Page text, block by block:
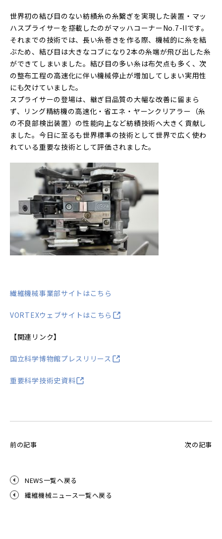
世界初の結び目のない紡績糸の糸繋ぎを実現した装置・マッ
ハスプライサーを搭載したのがマッハコーナーNo.7-IIです。
それまでの技術では、長い糸巻きを作る際、機械的に糸を結
ぶため、結び目は大きなコブになり2本の糸端が飛び出した糸
ができてしまいました。結び目の多い糸は布欠点も多く、次
の整布工程の高速化に伴い機械停止が増加してしまい実用性
にも欠けていました。
スプライサーの登場は、継ぎ目品質の大幅な改善に留まら
ず、リング精紡機の高速化・省エネ・ヤーンクリアラー（糸
の不良部検出装置）の性能向上など紡績技術へ大きく貢献し
ました。今日に至るも世界標準の技術として世界で広く使わ
れている重要な技術として評価されました。
繊維機械事業部サイトはこちら
VORTEXウェブサイトはこちら
【関連リンク】
国立科学博物館プレスリリース
重要科学技術史資料
前の記事 次の記事
NEWS一覧へ戻る
繊維機械ニュース一覧へ戻る